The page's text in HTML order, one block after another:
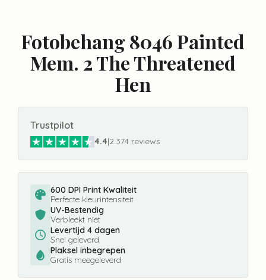
Fotobehang 8046 Painted
Mem. 2 The Threatened
Hen
Trustpilot
4.4|2.374 reviews
600 DPI Print Kwaliteit
Perfecte kleurintensiteit
UV-Bestendig
Verbleekt niet
Levertijd 4 dagen
Snel geleverd
Plaksel inbegrepen
Gratis meegeleverd